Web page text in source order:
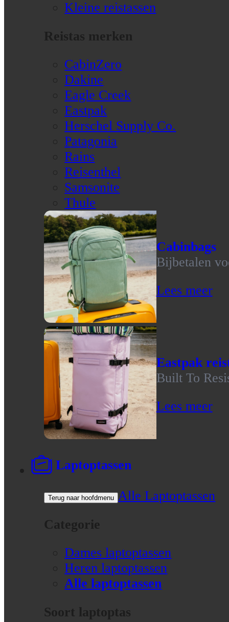
Kleine reistassen
Reistas merken
CabinZero
Dakine
Eagle Creek
Eastpak
Herschel Supply Co.
Patagonia
Rains
Reisenthel
Samsonite
Thule
Cabinbags
Bijbetalen
Lees meer
Eastpak
Built To
Lees meer
Laptoptassen
Terug naar hoofdmenu Alle Laptoptassen
Categorie
Dames laptoptassen
Heren laptoptassen
Alle laptoptassen
Soort laptoptas